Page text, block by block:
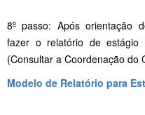
8º passo: Após orientação
fazer o relatório de
(Consultar a Coordenação do
Modelo de Relatório para